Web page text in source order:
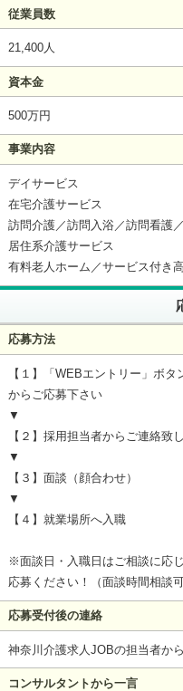
従業員数
21,400人
資本金
500万円
事業内容
デイサービス
在宅介護サービス
訪問介護／訪問入浴／訪問看護
居住系介護サービス
有料老人ホーム／サービス付き
応募方法
【１】「WEBエントリー」ボ
からご応募下さい
▼
【２】採用担当者からご連絡致
▼
【３】面談（顔合わせ）
▼
【４】就業場所へ入職
※面談日・入職日はご相談に応
応募ください！（面談時間相談可
応募受付後の連絡
神奈川介護求人JOBの担当者か
コンサルタントから一言